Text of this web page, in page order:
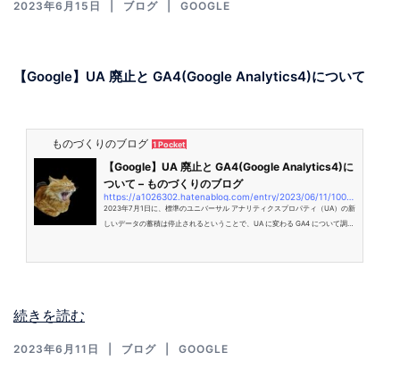
2023年6月15日 ブログ GOOGLE
【Google】UA 廃止と GA4(Google Analytics4)について
ものづくりのブログ 1 Pocket
【Google】UA 廃止と GA4(Google Analytics4)に
ついて – ものづくりのブログ
2023年7月1日に、標準のユニバーサル アナリティクスプロパティ（UA）の新
しいデータの蓄積は停止されるということで、UA に変わる GA4 について調べ
続きを読む
2023年6月11日 ブログ GOOGLE